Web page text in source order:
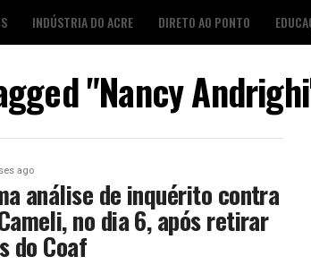
INDÚSTRIA DO ACRE DIRETO AO PONTO
"Nancy
ago
análise de inquérito contra
no dia 6, após retirar
do Coaf